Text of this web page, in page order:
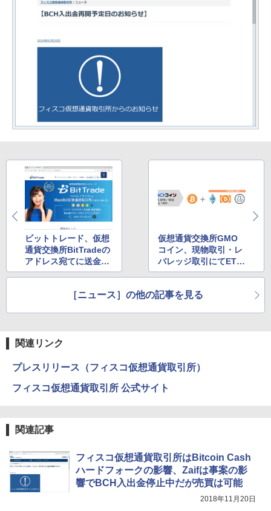
ビットトレード、仮想
通貨交換所BitTradeの
アドレス宛てに送金し
ないよう注意喚起
仮想通貨交換所GMO
コイン、現物取引・レ
バレッジ取引にてET
H・BCH・LTC・XRP
［ニュース］の他の記事を見る
関連リンク
プレスリリース（フィスコ仮想通貨取引所）
フィスコ仮想通貨取引所 公式サイト
関連記事
フィスコ仮想通貨取引所はBitcoin Cash
ハードフォークの影響、Zaifは事案の影
響でBCH入出金停止中だが売買は可能
2018年11月20日